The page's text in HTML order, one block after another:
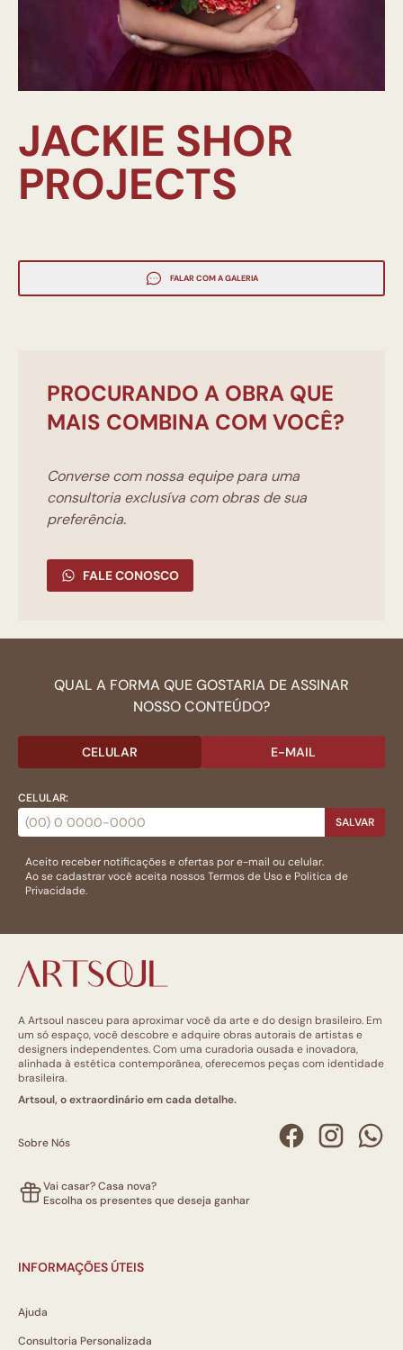
JACKIE SHOR
PROJECTS
FALAR COM A GALERIA
PROCURANDO A OBRA QUE
MAIS COMBINA COM VOCÊ?
Converse com nossa equipe para uma
consultoria exclusíva com obras de sua
preferência.
FALE CONOSCO
QUAL A FORMA QUE GOSTARIA DE ASSINAR
NOSSO CONTEÚDO?
CELULAR E-MAIL
CELULAR:
SALVAR
Aceito receber notificações e ofertas por e-mail ou celular.
Ao se cadastrar você aceita nossosTermos de Usoe Politica de
Privacidade.
A Artsoul nasceu para aproximar você da arte e do design brasileiro. Em
um só espaço, você descobre e adquire obras autorais de artistas e
designers independentes. Com uma curadoria ousada e inovadora,
alinhada à estética contemporânea, oferecemos peças com identidade
brasileira.
Artsoul, o extraordinário em cada detalhe.
Sobre Nós
Vai casar? Casa nova?
Escolha os presentes que deseja ganhar
INFORMAÇÕES ÚTEIS
Ajuda
Consultoria Personalizada